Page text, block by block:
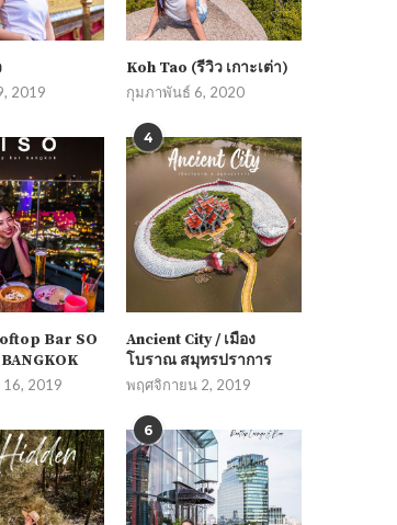
2019
Koh Tao (รีวิว เกาะเต่า)
กุมภาพันธ์ 6, 2020
Bar SO
2019
4
Ancient City / เมือง
โบราณ สมุทรปราการ
พฤศจิกายน 2, 2019
6